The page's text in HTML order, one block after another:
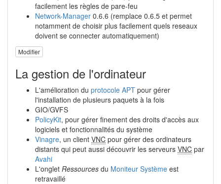
facilement les règles de pare-feu
Network-Manager 0.6.6 (remplace 0.6.5 et permet
notamment de choisir plus facilement quels reseaux
doivent se connecter automatiquement)
Modifier
La gestion de l'ordinateur
L'amélioration du protocole APT pour gérer
l'installation de plusieurs paquets à la fois
GIO/GVFS
PolicyKit, pour gérer finement des droits d'accès aux
logiciels et fonctionnalités du système
Vinagre, un client VNC pour gérer des ordinateurs
distants qui peut aussi découvrir les serveurs VNC par
Avahi
L'onglet Ressources du Moniteur Système est
retravaillé